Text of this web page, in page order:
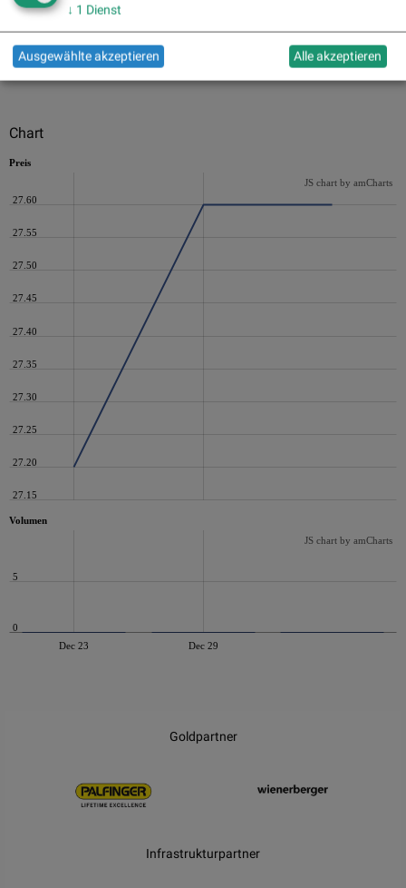
Chart
Preis
27.15
27.20
27.25
27.30
27.35
27.40
27.45
27.50
27.55
27.60
JS chart by amCharts
Volumen
Dec 23 Dec 29
0
5
JS chart by amCharts
Goldpartner
Infrastrukturpartner
↓ 1 Dienst
Ausgewählte akzeptieren Alle akzeptieren